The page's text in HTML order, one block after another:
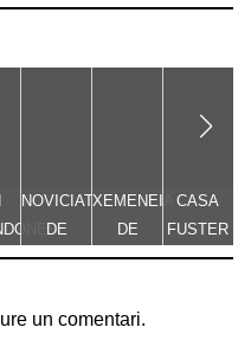
NOVICIAT
DE
NOSTRA
DE LA
XEMENEIA
DE
L'ANTIGA
C.E.L.O.
CASA
FUSTER
un comentari.